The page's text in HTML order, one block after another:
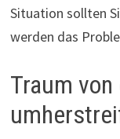
Situation sollten
werden das
Traum